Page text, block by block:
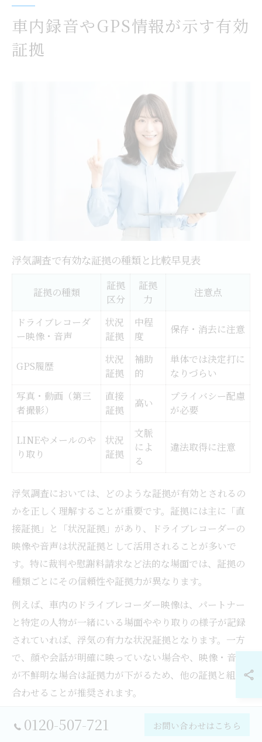
車内録音やGPS情報が示す有効
証拠
浮気調査で有効な証拠の種類と比較早見表
証拠の種類
証拠
区分
証拠
力
注意点
ドライブレコーダ
ー映像・音声
状況
証拠
中程
度
保存・消去に注意
GPS履歴
状況
証拠
補助
的
単体では決定打に
なりづらい
写真・動画（第三
者撮影）
直接
証拠
高い
プライバシー配慮
が必要
LINEやメールのや
り取り
状況
証拠
文脈
によ
る
違法取得に注意
浮気調査においては、どのような証拠が有効とされるの
かを正しく理解することが重要です。証拠には主に「直
接証拠」と「状況証拠」があり、ドライブレコーダーの
映像や音声は状況証拠として活用されることが多いで
す。特に裁判や慰謝料請求など法的な場面では、証拠の
種類ごとにその信頼性や証拠力が異なります。
例えば、車内のドライブレコーダー映像は、パートナー
と特定の人物が一緒にいる場面ややり取りの様子が記録
されていれば、浮気の有力な状況証拠となります。一方
で、顔や会話が明確に映っていない場合や、映像・音声
が不鮮明な場合は証拠力が下がるため、他の証拠と組み
合わせることが推奨されます。
とめます。証拠の種類、取得方法、証拠力、注意点を整
0120-507-721 お問い合わせはこちら